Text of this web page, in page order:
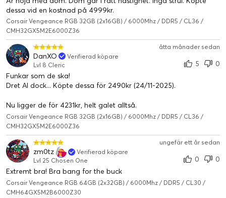
dessa vid en kostnad på 4999kr.
Corsair Vengeance RGB 32GB (2x16GB) / 6000Mhz / DDR5 / CL36 /
CMH32GX5M2E6000Z36
åtta månader sedan
DanXO
Verifierad köpare
Lvl 8 Cleric
5
0
Funkar som de ska!
Dret AI dock... Köpte dessa för 2490kr (24/11-2025).
Nu ligger de för 4231kr, helt galet alltså.
Corsair Vengeance RGB 32GB (2x16GB) / 6000Mhz / DDR5 / CL36 /
CMH32GX5M2E6000Z36
ungefär ett år sedan
zm0tz
Verifierad köpare
Lvl 25 Chosen One
0
0
Extremt bra! Bra bang for the buck
Corsair Vengeance RGB 64GB (2x32GB) / 6000Mhz / DDR5 / CL30 /
CMH64GX5M2B6000Z30